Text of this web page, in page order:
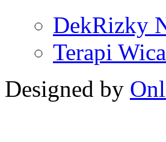
DekRizky
Terapi
Designed by